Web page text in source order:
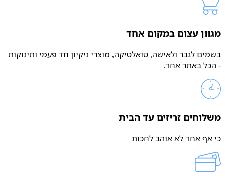
מגוון עצום במקום אחד
בשמים לגבר ולאישה, טואלטיקה, מוצרי ניקיון חד פעמי ותינוקות
- הכל באתר אחד.
משלוחים זריזים עד הבית
כי אף אחד לא אוהב לחכות